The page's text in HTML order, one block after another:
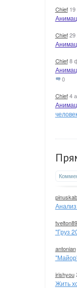
Chief
Chief 29
Chief 8
0
Chief 4
tvelton89
"Груз
antonian
irishyou
Жить